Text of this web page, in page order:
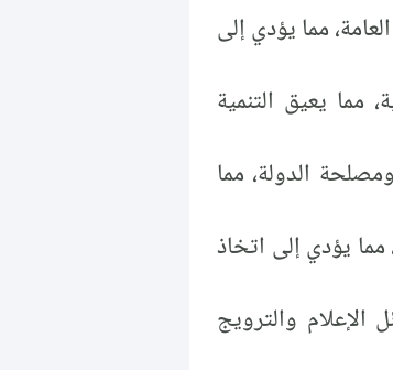
مما يؤدي إلى
مما يعيق التنمية
الدولة، مما
يؤدي إلى اتخاذ
والترويج